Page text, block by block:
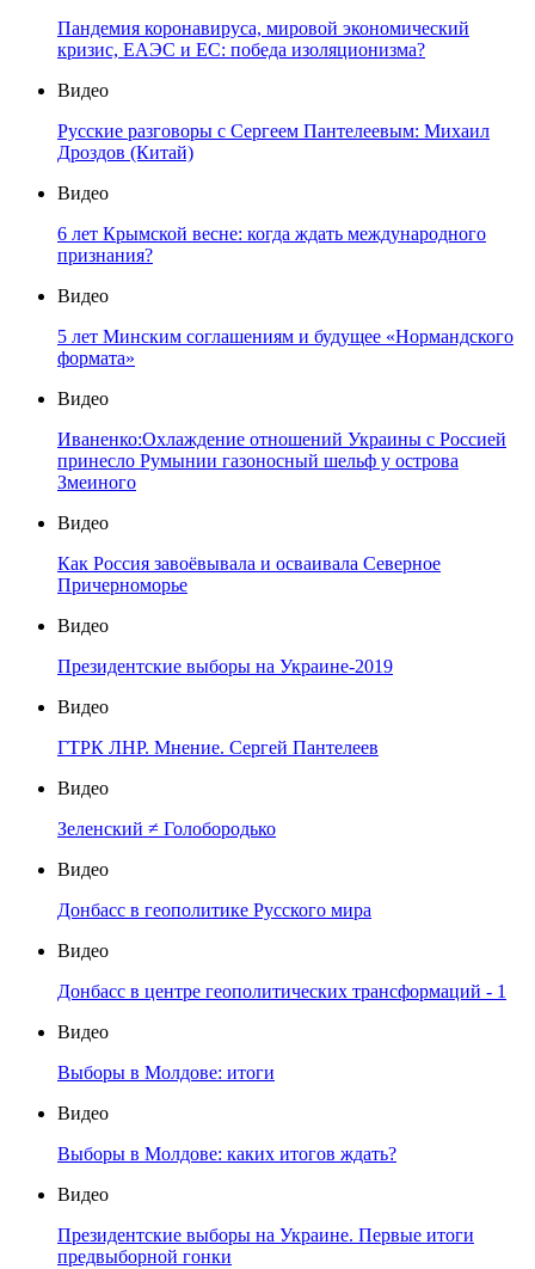
Пандемия коронавируса, мировой экономический
кризис, ЕАЭС и ЕС: победа изоляционизма?
Видео
Русские разговоры с Сергеем Пантелеевым: Михаил
Дроздов (Китай)
Видео
6 лет Крымской весне: когда ждать международного
признания?
Видео
5 лет Минским соглашениям и будущее «Нормандского
формата»
Видео
Иваненко:Охлаждение отношений Украины с Россией
принесло Румынии газоносный шельф у острова
Змеиного
Видео
Как Россия завоёвывала и осваивала Северное
Причерноморье
Видео
Президентские выборы на Украине-2019
Видео
ГТРК ЛНР. Мнение. Сергей Пантелеев
Видео
Зеленский ≠ Голобородько
Видео
Донбасс в геополитике Русского мира
Видео
Донбасс в центре геополитических трансформаций - 1
Видео
Выборы в Молдове: итоги
Видео
Выборы в Молдове: каких итогов ждать?
Видео
Президентские выборы на Украине. Первые итоги
предвыборной гонки